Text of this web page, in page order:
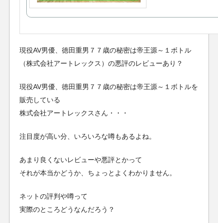
現役AV男優、徳田重男７７歳の秘密は帝王源～１ボトル
（株式会社アートレックス）の悪評のレビューあり？
現役AV男優、徳田重男７７歳の秘密は帝王源～１ボトルを
販売している
株式会社アートレックスさん・・・
注目度が高い分、いろいろな噂もあるよね。
あまり良くないレビューや悪評とかって
それが本当かどうか、ちょっとよくわかりません。
ネットの評判や噂って
実際のところどうなんだろう？